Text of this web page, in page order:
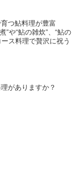
つ鮎料理が豊富
”や“鮎の雑炊”、“鮎の
ス料理で贅沢に祝う
がありますか？